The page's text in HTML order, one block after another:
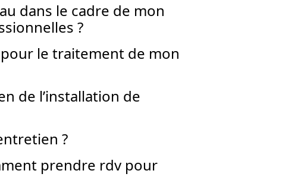
dans le cadre de mon
?
le traitement de mon
de l’installation de
?
prendre rdv pour